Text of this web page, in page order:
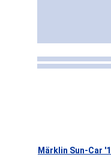
Märklin Sun-Car